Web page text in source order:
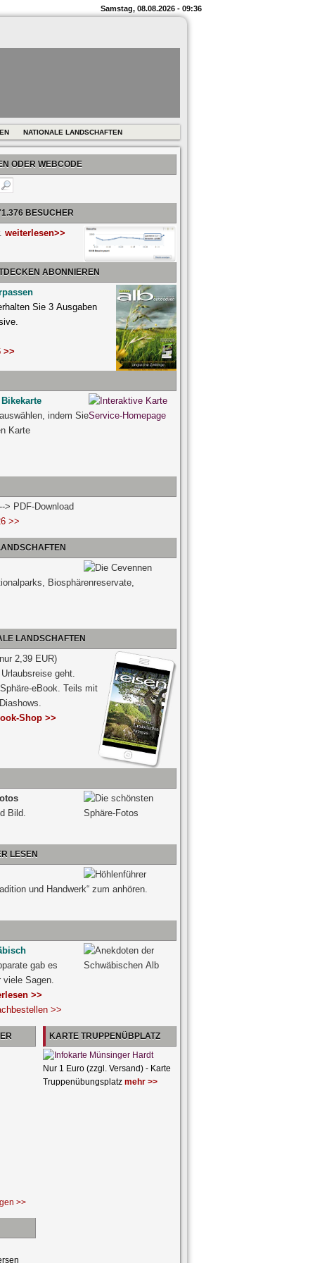
Samstag, 08.08.2026 - 09:36
NATIONALE LANDSCHAFTEN
ODER WEBCODE
BESUCHER
weiterlesen>>
ABONNIEREN
Sie 3 Ausgaben
>>
indem Sie
Karte
> PDF-Download
>>
Biosphärenreservate,
LANDSCHAFTEN
2,39 EUR)
geht.
eBook. Teils mit
Shop >>
Bild.
LESEN
und Handwerk“ zum anhören.
gab es
viele Sagen.
>>
>>
>>
KARTE TRUPPENÜBPLATZ
Nur 1 Euro (zzgl. Versand) - Karte
Truppenübungsplatz mehr >>